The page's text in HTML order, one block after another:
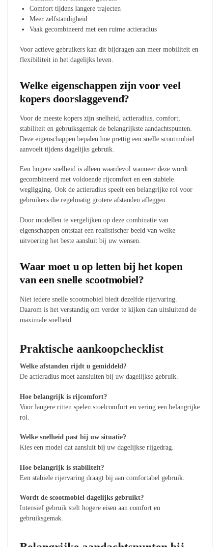
Comfort tijdens langere trajecten
Meer zelfstandigheid
Vaak gecombineerd met een ruime actieradius
Voor actieve gebruikers kan dit bijdragen aan meer mobiliteit en
flexibiliteit in het dagelijks leven.
Welke eigenschappen zijn voor veel
kopers doorslaggevend?
Voor de meeste kopers zijn snelheid, actieradius, comfort,
stabiliteit en gebruiksgemak de belangrijkste aandachtspunten.
Deze eigenschappen bepalen hoe prettig een snelle scootmobiel
aanvoelt tijdens dagelijks gebruik.
Een hogere snelheid is alleen waardevol wanneer deze wordt
gecombineerd met voldoende rijcomfort en een stabiele
wegligging. Ook de actieradius speelt een belangrijke rol voor
gebruikers die regelmatig grotere afstanden afleggen.
Door modellen te vergelijken op deze combinatie van
eigenschappen ontstaat een realistischer beeld van welke
uitvoering het beste aansluit bij uw wensen.
Waar moet u op letten bij het kopen
van een snelle scootmobiel?
Niet iedere snelle scootmobiel biedt dezelfde rijervaring.
Daarom is het verstandig om verder te kijken dan uitsluitend de
maximale snelheid.
Praktische aankoopchecklist
Welke afstanden rijdt u gemiddeld?
De actieradius moet aansluiten bij uw dagelijkse gebruik.
Hoe belangrijk is rijcomfort?
Voor langere ritten spelen stoelcomfort en vering een belangrijke
rol.
Welke snelheid past bij uw situatie?
Kies een model dat aansluit bij uw dagelijkse rijgedrag.
Hoe belangrijk is stabiliteit?
Een stabiele rijervaring draagt bij aan comfortabel gebruik.
Wordt de scootmobiel dagelijks gebruikt?
Intensief gebruik stelt hogere eisen aan comfort en
gebruiksgemak.